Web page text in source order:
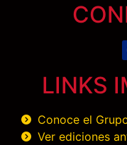
LINKS
Conoce el
Ver ediciones